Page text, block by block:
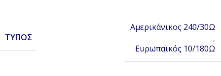
ΤΎΠΟΣ
Αμερικάνικος 240/30Ω
,
Ευρωπαϊκός 10/180Ω